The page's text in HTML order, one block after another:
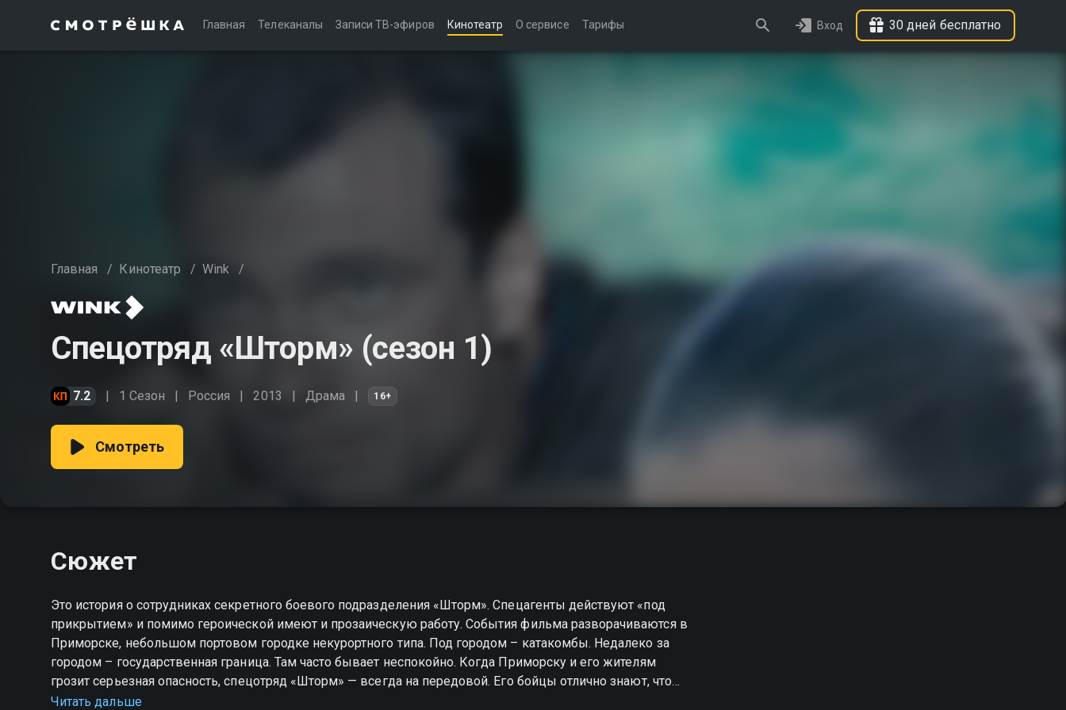
Главная Телеканалы Записи ТВ-эфиров Кинотеатр О сервисе Тарифы Вход 30 дней бесплатно
Главная / Кинотеатр / Wink /
Спецотряд «Шторм» (сезон 1)
7.2 1 Сезон Россия 2013 Драма 16+
Смотреть
Сюжет
Это история о сотрудниках секретного боевого подразделения «Шторм». Спецагенты действуют «под
прикрытием» и помимо героической имеют и прозаическую работу. События фильма разворачиваются в
Приморске, небольшом портовом городке некурортного типа. Под городом – катакомбы. Недалеко за
городом – государственная граница. Там часто бывает неспокойно. Когда Приморску и его жителям
грозит серьезная опасность, спецотряд «Шторм» — всегда на передовой. Его бойцы отлично знают, что
мир делится на «штормовцев» и всех остальных. Поэтому, несмотря на личные проблемы и бытовую
Читать дальше